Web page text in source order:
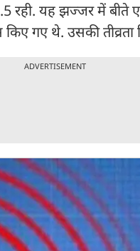
रही. यह झज्जर में
थे. उसकी तीव्रता
ADVERTISEMENT